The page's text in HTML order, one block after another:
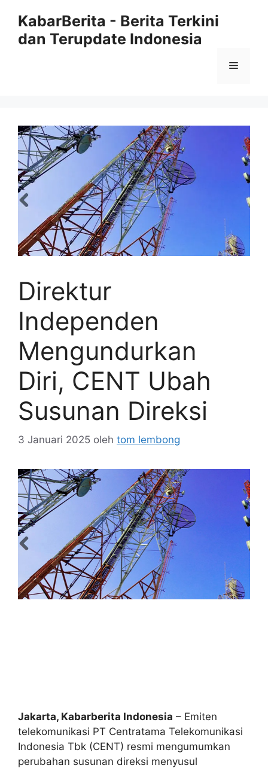
KabarBerita - Berita Terkini
dan Terupdate Indonesia
Menu
Direktur
Independen
Mengundurkan
Diri, CENT Ubah
Susunan Direksi
3 Januari 2025 oleh tom lembong
Jakarta, Kabarberita Indonesia – Emiten
telekomunikasi PT Centratama Telekomunikasi
Indonesia Tbk (CENT) resmi mengumumkan
perubahan susunan direksi menyusul